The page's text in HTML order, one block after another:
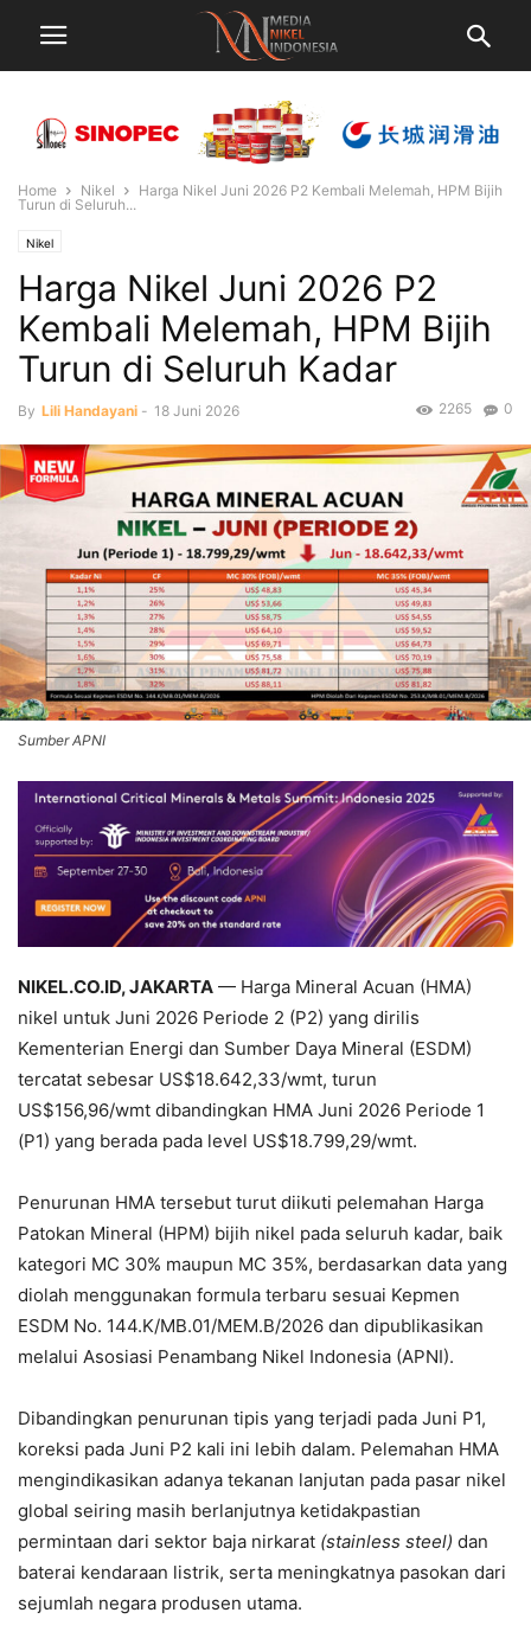
Home Nikel
Harga Nikel Juni 2026 P2 Kembali Melemah, HPM Bijih
Turun di Seluruh...
Nikel
Harga Nikel Juni 2026 P2
Kembali Melemah, HPM Bijih
Turun di Seluruh Kadar
By Lili Handayani - 18 Juni 2026 0
2265
Sumber APNI
NIKEL.CO.ID, JAKARTA — Harga Mineral Acuan (HMA)
nikel untuk Juni 2026 Periode 2 (P2) yang dirilis
Kementerian Energi dan Sumber Daya Mineral (ESDM)
tercatat sebesar US$18.642,33/wmt, turun
US$156,96/wmt dibandingkan HMA Juni 2026 Periode 1
(P1) yang berada pada level US$18.799,29/wmt.
Penurunan HMA tersebut turut diikuti pelemahan Harga
Patokan Mineral (HPM) bijih nikel pada seluruh kadar, baik
kategori MC 30% maupun MC 35%, berdasarkan data yang
diolah menggunakan formula terbaru sesuai Kepmen
ESDM No. 144.K/MB.01/MEM.B/2026 dan dipublikasikan
melalui Asosiasi Penambang Nikel Indonesia (APNI).
Dibandingkan penurunan tipis yang terjadi pada Juni P1,
koreksi pada Juni P2 kali ini lebih dalam. Pelemahan HMA
mengindikasikan adanya tekanan lanjutan pada pasar nikel
global seiring masih berlanjutnya ketidakpastian
permintaan dari sektor baja nirkarat (stainless steel) dan
baterai kendaraan listrik, serta meningkatnya pasokan dari
sejumlah negara produsen utama.